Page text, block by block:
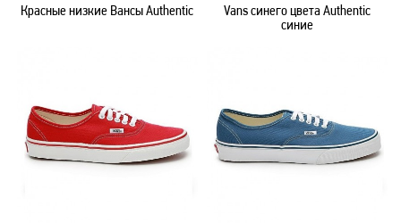
Красные низкие Вансы Authentic
Vans синего цвета Authentic
синие